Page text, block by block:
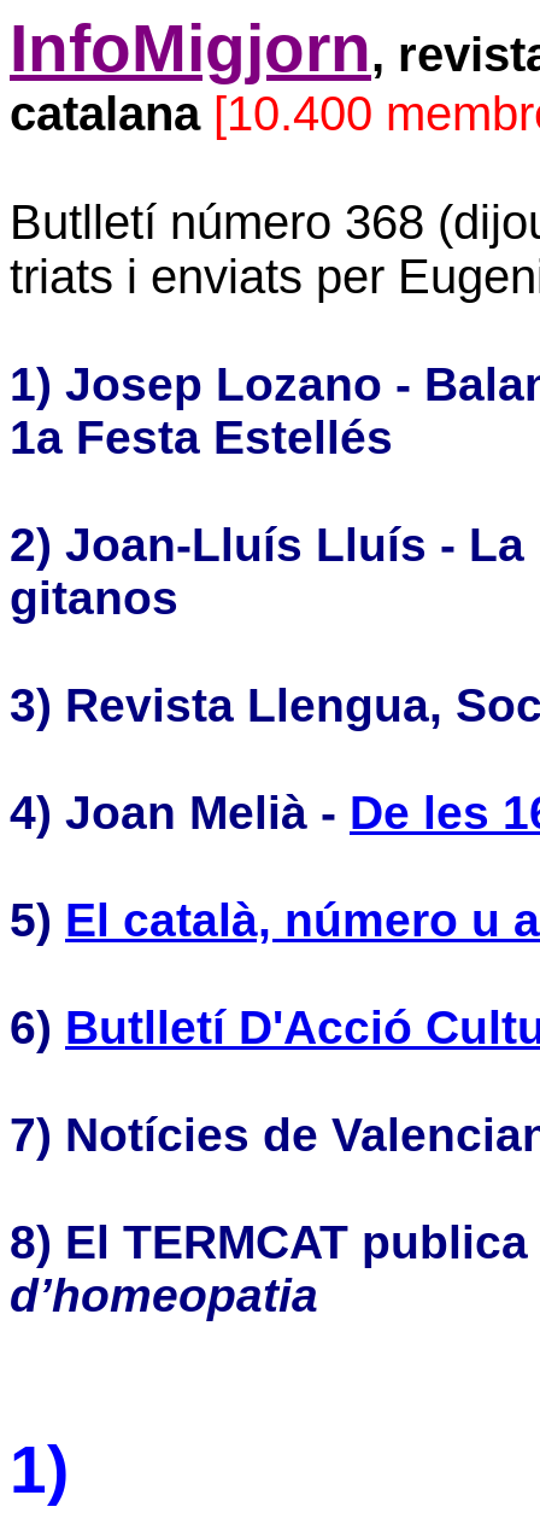
InfoMigjorn,
catalana [10.400
Butlletí número 368
triats i enviats per
1) Josep Lozano -
1a Festa Estellés
2) Joan-Lluís Lluís -
gitanos
3) Revista Llengua,
4) Joan Melià - De les
5) El català, número u
6) Butlletí D'Acció
7) Notícies de
8) El TERMCAT
d’homeopatia
1)